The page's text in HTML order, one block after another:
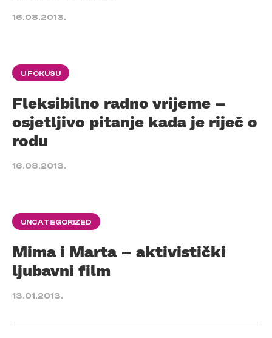
16.08.2013.
U FOKUSU
Fleksibilno radno vrijeme –
osjetljivo pitanje kada je riječ o
rodu
16.08.2013.
UNCATEGORIZED
Mima i Marta – aktivistički
ljubavni film
13.01.2013.